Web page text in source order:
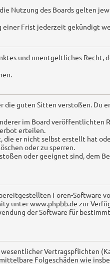
Nutzung des Boards gelten
einer Frist jederzeit gekündigt
und unentgeltliches Recht,
guten Sitten verstoßen. Du
im Board veröffentlichten
erteilen.
die er nicht selbst erstellt hat
oder zu sperren.
oder geeignet sind, dem
Foren-Software
unter www.phpbb.de zur
der Software für
Vertragspflichten
Folgeschäden wie